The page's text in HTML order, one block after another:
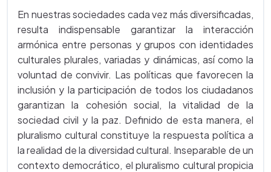
En nuestras sociedades cada vez más diversificadas,
resulta indispensable garantizar la interacción
armónica entre personas y grupos con identidades
culturales plurales, variadas y dinámicas, así como la
voluntad de convivir. Las políticas que favorecen la
inclusión y la participación de todos los ciudadanos
garantizan la cohesión social, la vitalidad de la
sociedad civil y la paz. Definido de esta manera, el
pluralismo cultural constituye la respuesta política a
la realidad de la diversidad cultural. Inseparable de un
contexto democrático, el pluralismo cultural propicia